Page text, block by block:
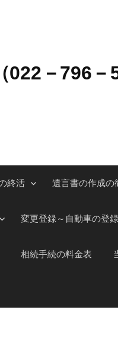
－796－
終活 遺言書の作成の
変更登録～自動車の登録
相続手続の料金表